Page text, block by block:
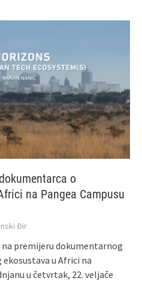
o
na Pangea Campusu
Đir
na premijeru dokumentarnog
u Africi na
u četvrtak, 22. veljače